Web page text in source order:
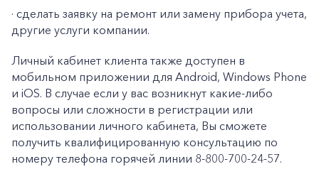
· сделать заявку на ремонт или замену прибора учета,
другие услуги компании.
Личный кабинет клиента также доступен в
мобильном приложении для Android, Windows Phone
и iOS. В случае если у вас возникнут какие-либо
вопросы или сложности в регистрации или
использовании личного кабинета, Вы сможете
получить квалифицированную консультацию по
номеру телефона горячей линии 8-800-700-24-57.